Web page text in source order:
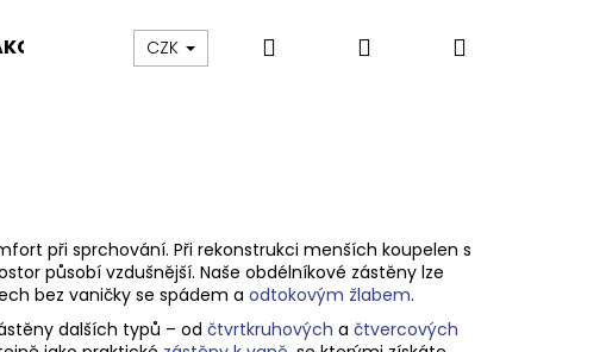
% Výprodej Vany a umyvadla
CZK Hledat PřihlášeníNákupní
při sprchování. Při rekonstrukci menších koupelen s
působí vzdušnější. Naše obdélníkové zástěny lze
bez vaničkyse spádem a odtokovým žlabem.
dalších typů – od čtvrtkruhových a čtvercových